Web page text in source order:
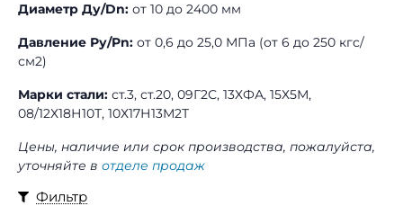
Диаметр Ду/Dn: от 10 до 2400 мм
Давление Ру/Pn: от 0,6 до 25,0 МПа (от 6 до 250 кгс/
см2)
Марки стали: ст.3, ст.20, 09Г2С, 13ХФА, 15Х5М,
08/12Х18Н10Т, 10Х17Н13М2Т
Цены, наличие или срок производства, пожалуйста,
уточняйте в отделе продаж
Фильтр